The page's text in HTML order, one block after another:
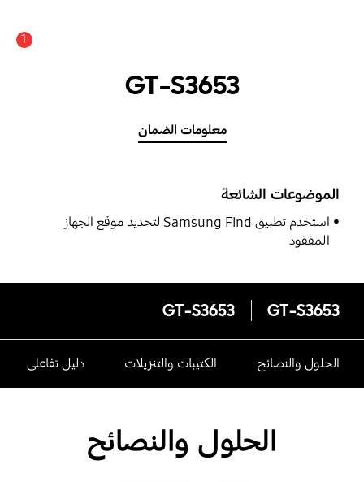
1
GT-S3653
معلومات الضمان
الموضوعات الشائعة
استخدم تطبيق Samsung Find لتحديد موقع الجهاز
المفقود
GT-S3653
GT-S3653
الحلول والنصائح الكتيبات والتنزيلات دليل تفاعلى
الحلول والنصائح